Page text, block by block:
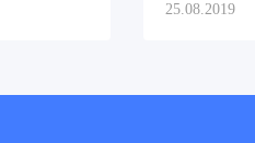
25.08.2019